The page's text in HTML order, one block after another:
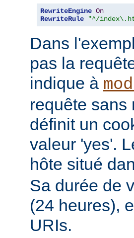
RewriteEngine On
RewriteRule
"^/
Dans
pas la
indique à
requête sans
définit un
valeur 'yes'.
hôte situé
Sa durée de
(24 heures),
URIs.